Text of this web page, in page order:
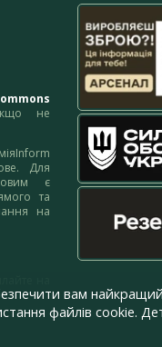
не
Для
є
та
на
вам
файлів cookie.